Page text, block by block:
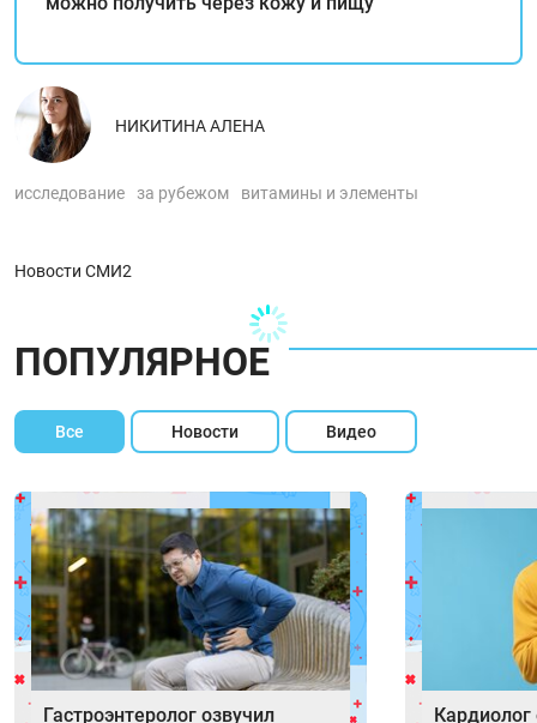
НИКИТИНА АЛЕНА
исследование за рубежом витамины и элементы
Новости СМИ2
ПОПУЛЯРНОЕ
Все Новости Видео
Гастроэнтеролог озвучил